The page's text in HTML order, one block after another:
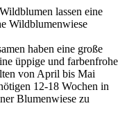
lassen eine
Wildblumenwiese
haben eine große
üppige und farbenfrohe
von April bis Mai
12-18 Wochen in
Blumenwiese zu